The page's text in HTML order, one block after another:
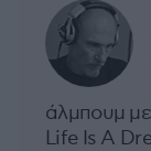
άλμπουμ με
Life Is A